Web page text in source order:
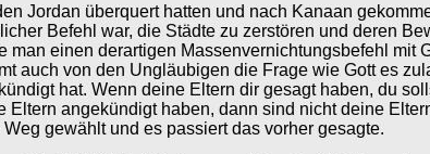
Jordan überquert hatten und nach Kanaan
Befehl war, die Städte zu zerstören und deren
man einen derartigen Massenvernichtungsbefehl
auch von den Ungläubigen die Frage wie Gott es
hat. Wenn deine Eltern dir gesagt haben, du
Eltern angekündigt haben, dann sind nicht deine
gewählt und es passiert das vorher gesagte.